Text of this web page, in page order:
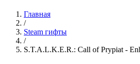
Главная
/
Steam гифты
/
S.T.A.L.K.E.R.: Call of Prypiat -